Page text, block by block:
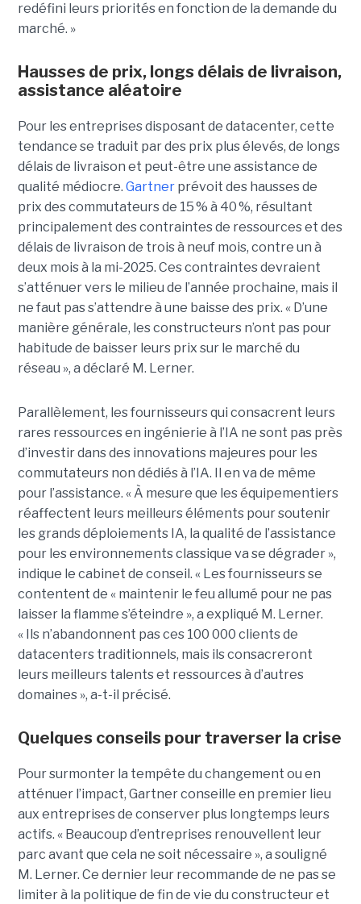
redéfini leurs priorités en fonction de la demande du
marché. »
Hausses de prix, longs délais de livraison,
assistance aléatoire
Pour les entreprises disposant de datacenter, cette
tendance se traduit par des prix plus élevés, de longs
délais de livraison et peut-être une assistance de
qualité médiocre. Gartnerprévoit des hausses de
prix des commutateurs de 15 % à 40 %, résultant
principalement des contraintes de ressources et des
délais de livraison de trois à neuf mois, contre un à
deux mois à la mi-2025. Ces contraintes devraient
s’atténuer vers le milieu de l’année prochaine, mais il
ne faut pas s’attendre à une baisse des prix. « D’une
manière générale, les constructeurs n’ont pas pour
habitude de baisser leurs prix sur le marché du
réseau », a déclaré M. Lerner.
Parallèlement, les fournisseurs qui consacrent leurs
rares ressources en ingénierie à l’IA ne sont pas près
d’investir dans des innovations majeures pour les
commutateurs non dédiés à l’IA. Il en va de même
pour l’assistance. « À mesure que les équipementiers
réaffectent leurs meilleurs éléments pour soutenir
les grands déploiements IA, la qualité de l’assistance
pour les environnements classique va se dégrader »,
indique le cabinet de conseil. « Les fournisseurs se
contentent de « maintenir le feu allumé pour ne pas
laisser la flamme s’éteindre », a expliqué M. Lerner.
« Ils n’abandonnent pas ces 100 000 clients de
datacenters traditionnels, mais ils consacreront
leurs meilleurs talents et ressources à d’autres
domaines », a-t-il précisé.
Quelques conseils pour traverser la crise
Pour surmonter la tempête du changement ou en
atténuer l’impact, Gartner conseille en premier lieu
aux entreprises de conserver plus longtemps leurs
actifs. « Beaucoup d’entreprises renouvellent leur
parc avant que cela ne soit nécessaire », a souligné
M. Lerner. Ce dernier leur recommande de ne pas se
limiter à la politique de fin de vie du constructeur et